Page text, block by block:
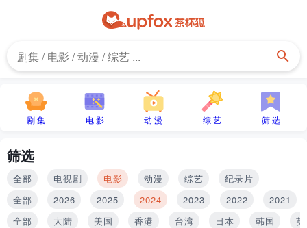
剧 集 电 影 动 漫 综 艺 筛 选
筛选
全部 电视剧 电影 动漫 综艺
纪录片
全部
2026 2025 2024 2023 2022
2021
全部
大陆 美国 香港 台湾 日本 韩国